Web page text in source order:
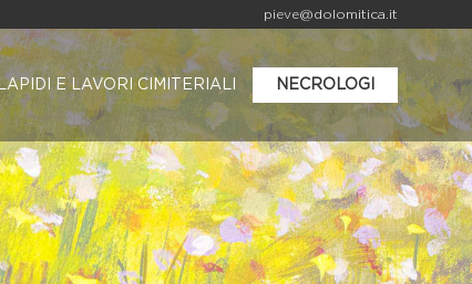
pieve@dolomitica.it
LAPIDI E LAVORI CIMITERIALI NECROLOGI